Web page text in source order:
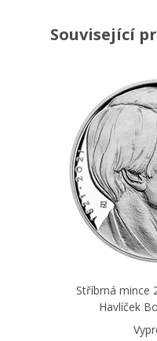
Související
Stříbrná mince
Havlíček